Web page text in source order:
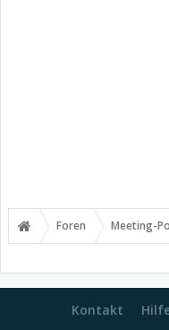
Foren Meeting-
Kontakt